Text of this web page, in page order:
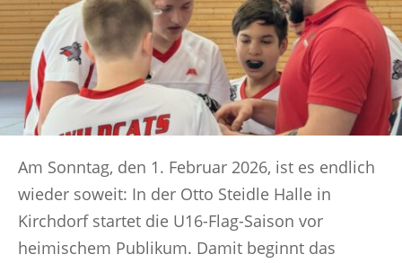
Am Sonntag, den 1. Februar 2026, ist es endlich
wieder soweit: In der Otto Steidle Halle in
Kirchdorf startet die U16-Flag-Saison vor
heimischem Publikum. Damit beginnt das